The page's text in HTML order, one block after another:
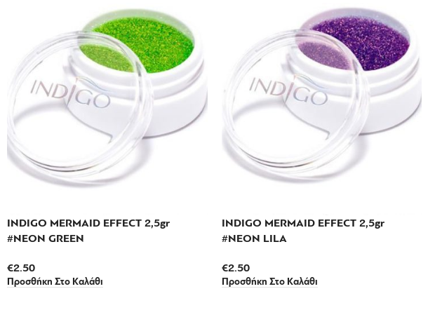
INDIGO MERMAID EFFECT 2,5gr
#NEON GREEN
€2.50
Προσθήκη Στο Καλάθι
INDIGO MERMAID EFFECT 2,5gr
#NEON LILA
€2.50
Προσθήκη Στο Καλάθι